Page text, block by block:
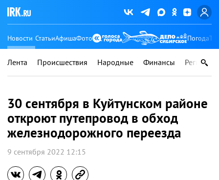
Новости СтатьиАфишаФото Погода
Лента Происшествия Народные Финансы Регионы
30 сентября в Куйтунском районе
откроют путепровод в обход
железнодорожного переезда
9 сентября 2022 12:15